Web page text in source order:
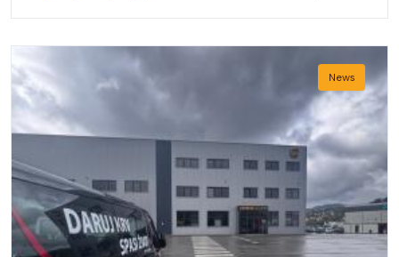
News